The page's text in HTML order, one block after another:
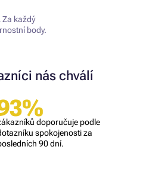
Za každý
body.
nás chválí
doporučuje podle
spokojenosti za
90 dní.